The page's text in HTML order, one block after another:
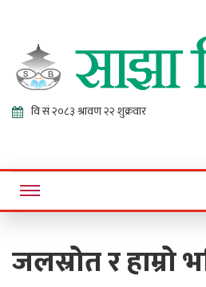
Sajha
Online News Portal
जलस्रोत र हाम्रो